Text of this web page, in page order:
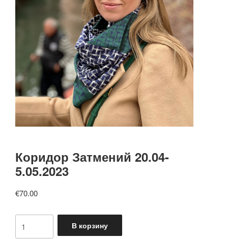
Коридор Затмений 20.04-
5.05.2023
€70.00
товара
В корзину